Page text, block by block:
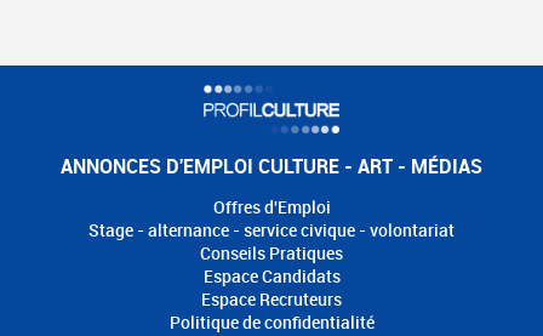
ANNONCES D'EMPLOI CULTURE - ART - MÉDIAS
Offres d'Emploi
Stage - alternance - service civique - volontariat
Conseils Pratiques
Espace Candidats
Espace Recruteurs
Politique de confidentialité